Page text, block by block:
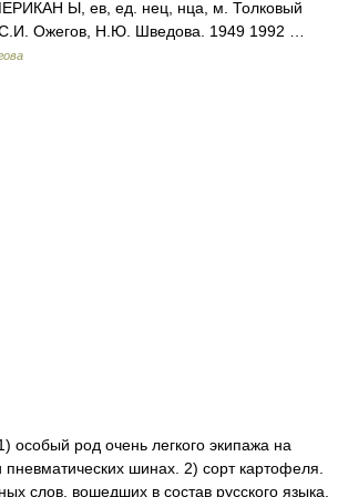
Ы, ев, ед. нец, нца, м. Толковый
С.И. Ожегов, Н.Ю. Шведова. 1949 1992 …
особый род очень легкого экипажа на
шинах. 2) сорт картофеля.
слов, вошедших в состав русского языка.